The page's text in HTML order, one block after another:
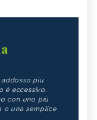
più
è eccessivo.
con uno più
o una semplice